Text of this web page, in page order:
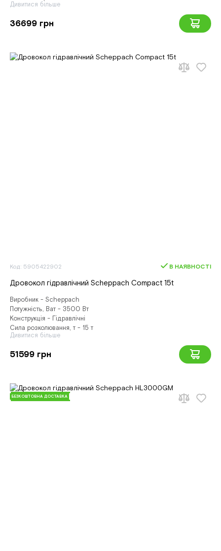
Дивитися більше
36699 грн
Код: 5905422902 В НАЯВНОСТІ
Дровокол гідравлічний Scheppach Compact 15t
Виробник - Scheppach
Потужність, Ват - 3500 Вт
Конструкція - Гідравлічні
Сила розколювання, т - 15 т
Дивитися більше
51599 грн
БЕЗКОШТОВНА ДОСТАВКА